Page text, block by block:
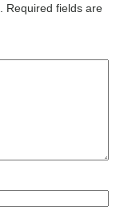
Required fields are